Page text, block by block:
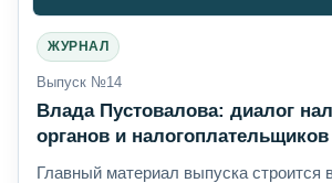
ЖУРНАЛ
Выпуск №14
Влада Пустовалова: диалог
органов и налогоплательщиков
Главный материал выпуска строится